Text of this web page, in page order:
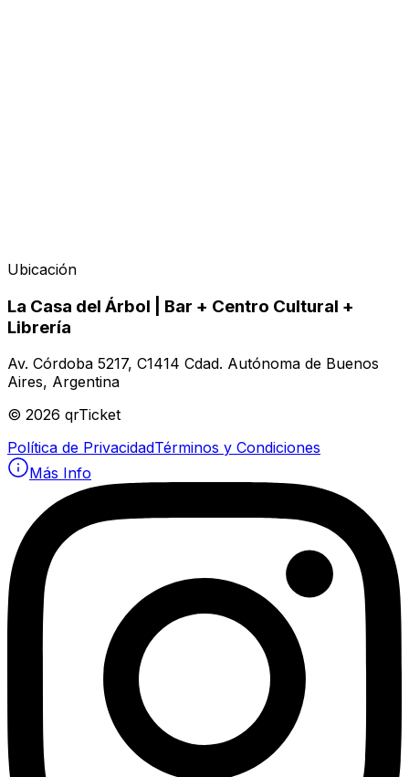
Ubicación
La Casa del Árbol | Bar + Centro Cultural +
Librería
Av. Córdoba 5217, C1414 Cdad. Autónoma de Buenos
Aires, Argentina
© 2026 qrTicket
Política de PrivacidadTérminos y Condiciones
Más Info